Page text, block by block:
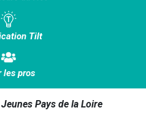
Tilt
les pros
Pays de la Loire